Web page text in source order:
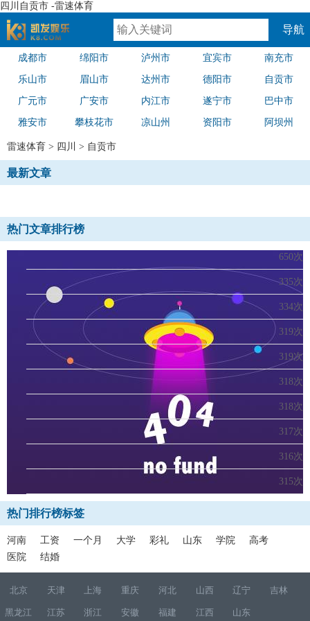
四川自贡市 -雷速体育
速体育
导航
成都市 绵阳市 泸州市 宜宾市 南充市
乐山市 眉山市 达州市 德阳市 自贡市
广元市 广安市 内江市 遂宁市 巴中市
雅安市 攀枝花市 凉山州 资阳市 阿坝州
雷速体育 > 四川 > 自贡市
最新文章
热门文章排行榜
650次
335次
334次
319次
319次
318次
318次
317次
316次
315次
热门排行榜标签
河南 工资 一个月 大学 彩礼 山东 学院
高考
医院
结婚
北京 天津 上海 重庆 河北 山西 辽宁 吉林
黑龙江 江苏 浙江 安徽 福建 江西 山东